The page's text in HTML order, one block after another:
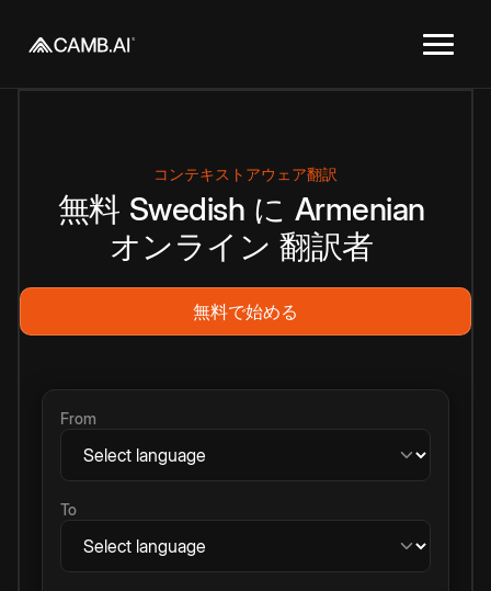
コンテキストアウェア翻訳
無料 Swedish に Armenian
オンライン 翻訳者
無料で始める
From
To